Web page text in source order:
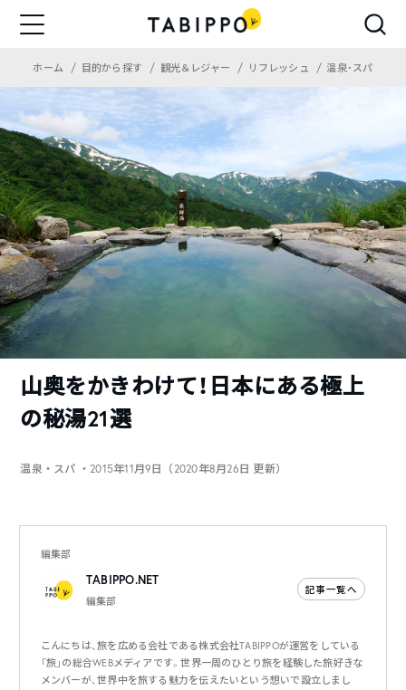
ホーム 目的から探す 観光＆レジャー リフレッシュ 温泉・スパ
山奥をかきわけて！日本にある極上
の秘湯21選
温泉・スパ ・2015年11月9日（2020年8月26日 更新）
編集部
TABIPPO.NET
編集部
記事一覧へ
こんにちは、旅を広める会社である株式会社TABIPPOが運営をしている
「旅」の総合WEBメディアです。世界一周のひとり旅を経験した旅好きな
メンバーが、世界中を旅する魅力を伝えたいという想いで設立しまし